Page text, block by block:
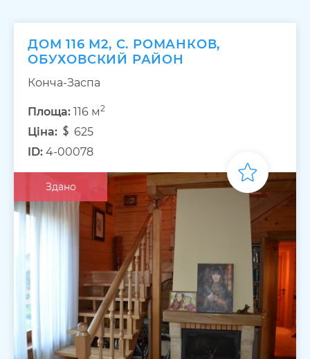
ДОМ 116 М2, С. РОМАНКОВ,
ОБУХОВСКИЙ РАЙОН
Конча-Заспа
Площа: 116 м2
Ціна:
625
ID: 4-00078
Здано